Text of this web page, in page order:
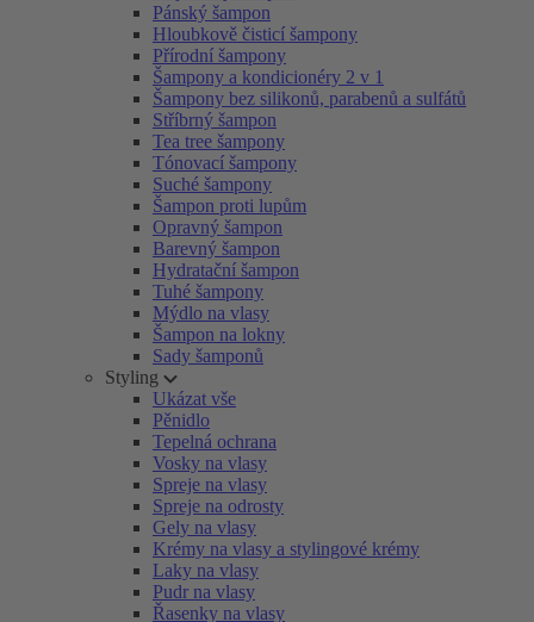
Pánský šampon
Hloubkově čisticí šampony
Přírodní šampony
Šampony a kondicionéry 2 v 1
Šampony bez silikonů, parabenů a sulfátů
Stříbrný šampon
Tea tree šampony
Tónovací šampony
Suché šampony
Šampon proti lupům
Opravný šampon
Barevný šampon
Hydratační šampon
Tuhé šampony
Mýdlo na vlasy
Šampon na lokny
Sady šamponů
Styling
Ukázat vše
Pěnidlo
Tepelná ochrana
Vosky na vlasy
Spreje na vlasy
Spreje na odrosty
Gely na vlasy
Krémy na vlasy a stylingové krémy
Laky na vlasy
Pudr na vlasy
Řasenky na vlasy